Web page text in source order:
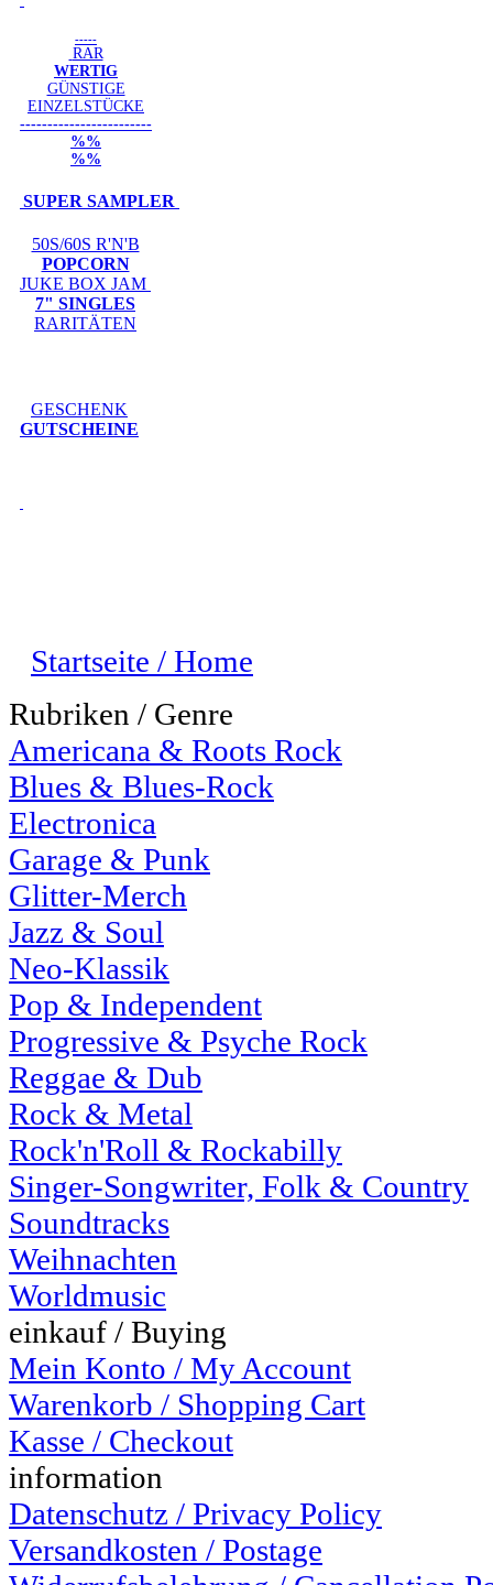
-----
RAR
WERTIG
GÜNSTIGE
EINZELSTÜCKE
------------------------
%%
%%
SUPER SAMPLER
50S/60S R'N'B
POPCORN
JUKE BOX JAM
7" SINGLES
RARITÄTEN
GESCHENK
GUTSCHEINE
Startseite / Home
Rubriken / Genre
Americana & Roots Rock
Blues & Blues-Rock
Electronica
Garage & Punk
Glitter-Merch
Jazz & Soul
Neo-Klassik
Pop & Independent
Progressive & Psyche Rock
Reggae & Dub
Rock & Metal
Rock'n'Roll & Rockabilly
Singer-Songwriter, Folk & Country
Soundtracks
Weihnachten
Worldmusic
einkauf / Buying
Mein Konto / My Account
Warenkorb / Shopping Cart
Kasse / Checkout
information
Datenschutz / Privacy Policy
Versandkosten / Postage